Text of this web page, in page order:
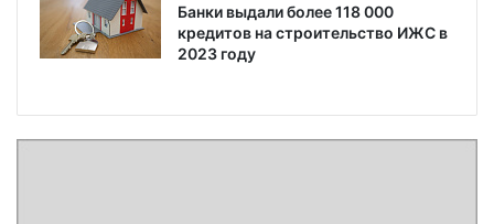
Банки выдали более 118 000
кредитов на строительство ИЖС в
2023 году